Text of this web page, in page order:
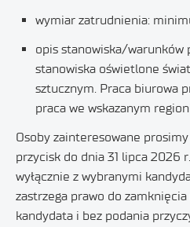
wymiar zatrudnienia:
opis stanowiska/warunków
stanowiska oświetlone
sztucznym. Praca biurowa
praca we wskazanym
Osoby zainteresowane
przycisk do dnia 31 lipca 2026 r.
wyłącznie z wybranymi
zastrzega prawo do
kandydata i bez podania